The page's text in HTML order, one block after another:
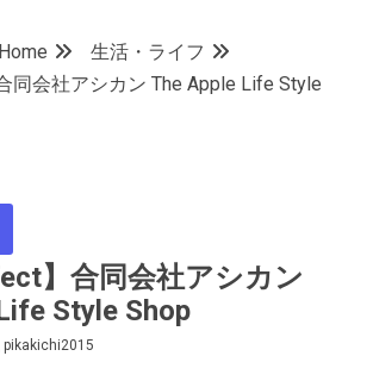
Home
生活・ライフ
同会社アシカン The Apple Life Style
】合同会社アシカン
Style Shop
pikakichi2015